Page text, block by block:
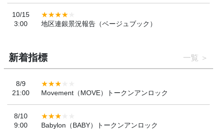
10/15
3:00
地区連銀景況報告（ベージュブック）
新着指標 一覧
8/9
21:00
Movement（MOVE）トークンアンロック
8/10
9:00
Babylon（BABY）トークンアンロック